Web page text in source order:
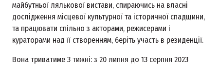
майбутньої лялькової вистави, спираючись на власні
дослідження місцевої культурної та історичної спадщини,
та працювати спільно з акторами, режисерами і
кураторами над її створенням, беріть участь в резиденції.
Вона триватиме 3 тижні: з 20 липня до 13 серпня 2023